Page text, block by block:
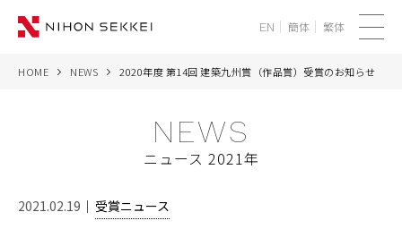
ニ
EN 簡体 繁体
HOME NEWS 2020年度 第14回 建築九州賞（作品賞）受賞のお知らせ
NEWS
ニュース 2021年
2021.02.19 受賞ニュース